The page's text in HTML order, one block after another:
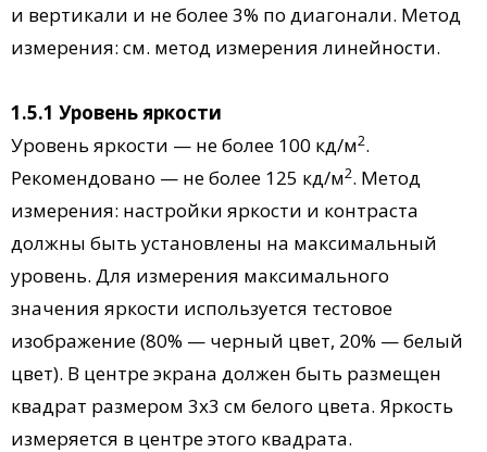
и вертикали и не более 3% по диагонали. Метод
измерения: см. метод измерения линейности.
1.5.1 Уровень яркости
Уровень яркости — не более 100 кд/м2.
Рекомендовано — не более 125 кд/м2. Метод
измерения: настройки яркости и контраста
должны быть установлены на максимальный
уровень. Для измерения максимального
значения яркости используется тестовое
изображение (80% — черный цвет, 20% — белый
цвет). В центре экрана должен быть размещен
квадрат размером 3x3 см белого цвета. Яркость
измеряется в центре этого квадрата.